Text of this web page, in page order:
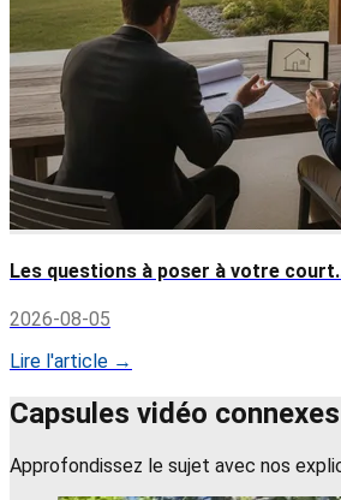
Les questions à poser à votre
2026-08-05
Lire l'article →
Capsules vidéo connexes
Approfondissez le sujet avec nos